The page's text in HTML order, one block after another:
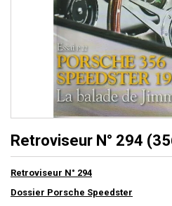
Retroviseur N° 294
Retroviseur N° 294
Dossier Porsche Speedster